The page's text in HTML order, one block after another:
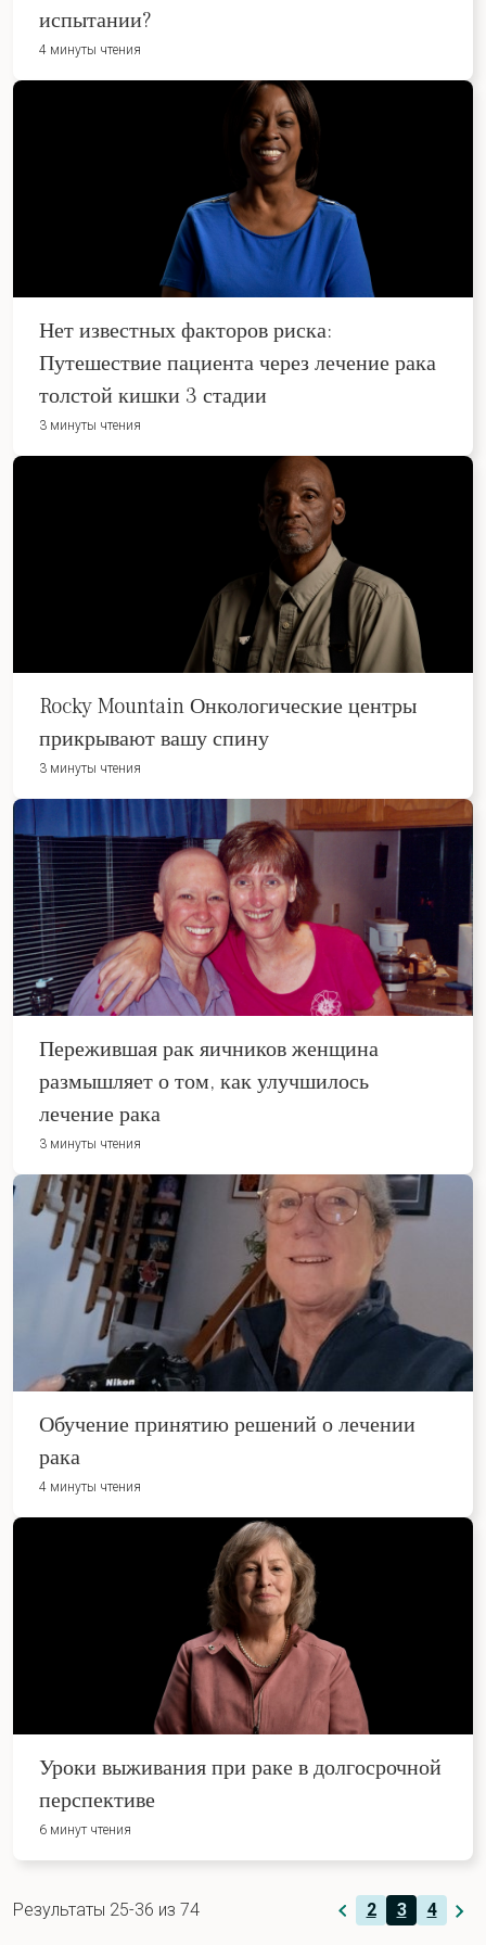
испытании?
4 минуты чтения
Нет известных факторов риска:
Путешествие пациента через лечение рака
толстой кишки 3 стадии
3 минуты чтения
Rocky Mountain Онкологические центры
прикрывают вашу спину
3 минуты чтения
Пережившая рак яичников женщина
размышляет о том, как улучшилось
лечение рака
3 минуты чтения
Обучение принятию решений о лечении
рака
4 минуты чтения
Уроки выживания при раке в долгосрочной
перспективе
6 минут чтения
Результаты 25-36 из 74 2 3 4